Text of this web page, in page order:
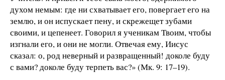
духом немым: где ни схватывает его, повергает его на
землю, и он испускает пену, и скрежещет зубами
своими, и цепенеет. Говорил я ученикам Твоим, чтобы
изгнали его, и они не могли. Отвечая ему, Иисус
сказал: о, род неверный и развращенный! доколе буду
с вами? доколе буду терпеть вас?» (Мк. 9: 17–19).